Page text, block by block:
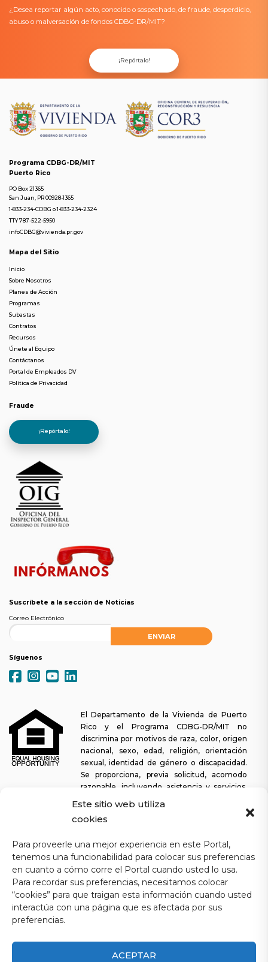
Este sitio web utiliza
cookies
Para proveerle una mejor experiencia en este Portal,
tenemos una funcionabilidad para colocar sus preferencias
en cuanto a cómo corre el Portal cuando usted lo usa.
Para recordar sus preferencias, necesitamos colocar
“cookies” para que traigan esta información cuando usted
interactúa con una página que es afectada por sus
preferencias.
ACEPTAR
¿Desea reportar algún acto, conocido o sospechado, de fraude, desperdicio,
abuso o malversación de fondos CDBG-DR/MIT?
¡Repórtalo!
Programa CDBG-DR/MIT
Puerto Rico
PO Box 21365
San Juan, PR 00928-1365
1-833-234-CDBG o1-833-234-2324
TTY 787-522-5950
infoCDBG@vivienda.pr.gov
Mapa del Sitio
Inicio
Sobre Nosotros
Planes de Acción
Programas
Subastas
Contratos
Recursos
Únete al Equipo
Contáctanos
Portal de Empleados DV
Política de Privacidad
Fraude
¡Repórtalo!
Suscríbete a la sección de Noticias
Correo Electrónico
Síguenos
El Departamento de la Vivienda de Puerto
Rico y el Programa CDBG-DR/MIT no
discrimina por motivos de raza, color, origen
nacional, sexo, edad, religión, orientación
sexual, identidad de género o discapacidad.
Se proporciona, previa solicitud, acomodo
razonable, incluyendo asistencia y servicios,
para permitir a una persona con alguna discapacidad la misma
oportunidad de participar en todos los programas y actividades. El
Departamento de la Vivienda se esfuerza continuamente por
lectores de pantalla, así como para otras funcionalidades
relacionadas con la accesibilidad, además de proporcionar acceso
a los documentos. Para solicitar asistencia con este sitio web o
copia de un documento específico, puede comunicarse al1-833-
234-2324.
Última actualización: 11-03-2025